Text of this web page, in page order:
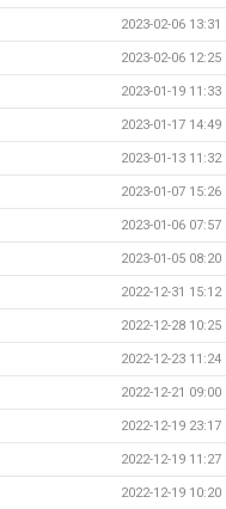
2023-02-06 13:31
2023-02-06 12:25
2023-01-19 11:33
2023-01-17 14:49
2023-01-13 11:32
2023-01-07 15:26
2023-01-06 07:57
2023-01-05 08:20
2022-12-31 15:12
2022-12-28 10:25
2022-12-23 11:24
2022-12-21 09:00
2022-12-19 23:17
2022-12-19 11:27
2022-12-19 10:20